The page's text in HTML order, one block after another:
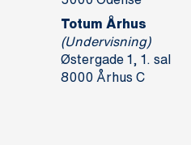
Totum Århus
(Undervisning)
Østergade 1, 1. sal
8000 Århus C